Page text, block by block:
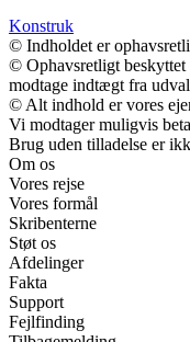
Konstruk
© Indholdet er
© Ophavsretligt
modtage indtægt fra
© Alt indhold er vores
Vi modtager muligvis
Brug uden tilladelse er
Om os
Vores rejse
Vores formål
Skribenterne
Støt os
Afdelinger
Fakta
Support
Fejlfinding